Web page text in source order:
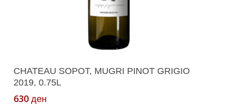
Додади Во Кошничка
CHATEAU SOPOT, MUGRI PINOT GRIGIO
2019, 0.75L
630 ден